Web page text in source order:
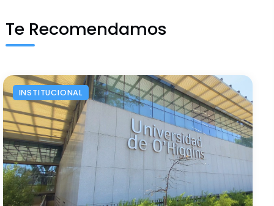
Te Recomendamos
INSTITUCIONAL